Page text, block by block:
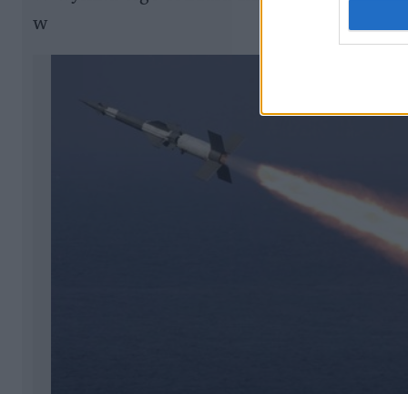
Czytaj więcej najnowszych informacji
W wyniku tego ostrzału zniszczone